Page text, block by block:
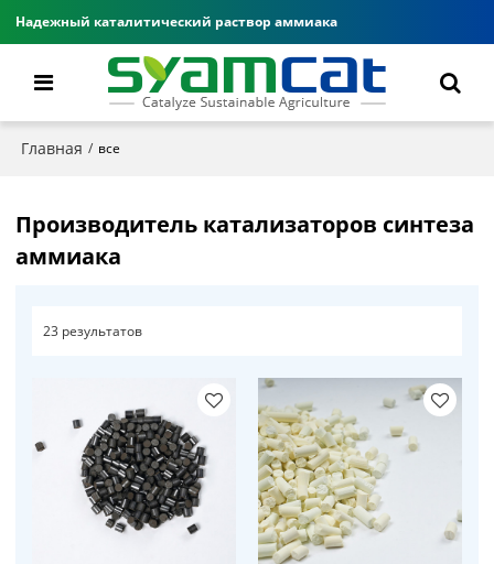
Надежный каталитический раствор аммиака
Главная / все
Производитель катализаторов синтеза
аммиака
23 результатов